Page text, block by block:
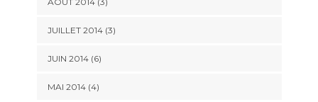
JUILLET 2014(3)
JUIN 2014(6)
MAI 2014(4)